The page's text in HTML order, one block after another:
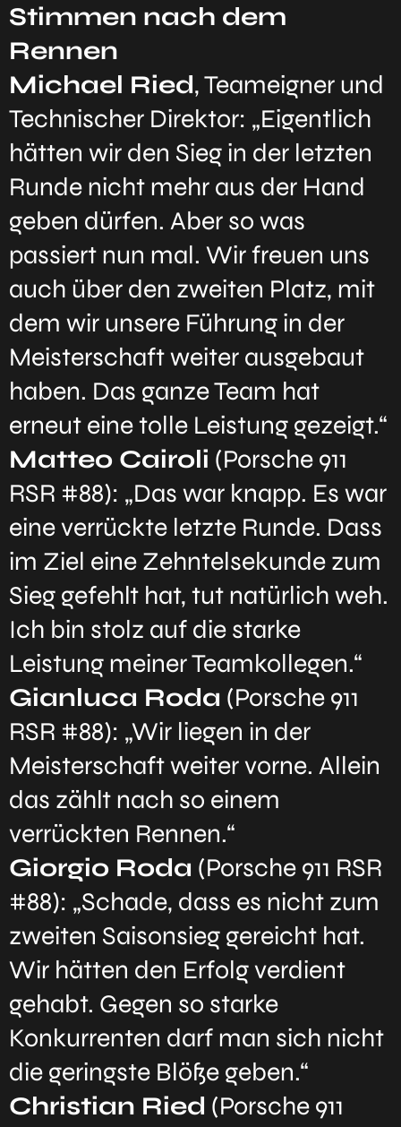
Stimmen nach dem
Rennen
Michael Ried, Teameigner und
Technischer Direktor: „Eigentlich
hätten wir den Sieg in der letzten
Runde nicht mehr aus der Hand
geben dürfen. Aber so was
passiert nun mal. Wir freuen uns
auch über den zweiten Platz, mit
dem wir unsere Führung in der
Meisterschaft weiter ausgebaut
haben. Das ganze Team hat
erneut eine tolle Leistung gezeigt.“
Matteo Cairoli (Porsche 911
RSR #88): „Das war knapp. Es war
eine verrückte letzte Runde. Dass
im Ziel eine Zehntelsekunde zum
Sieg gefehlt hat, tut natürlich weh.
Ich bin stolz auf die starke
Leistung meiner Teamkollegen.“
Gianluca Roda (Porsche 911
RSR #88): „Wir liegen in der
Meisterschaft weiter vorne. Allein
das zählt nach so einem
verrückten Rennen.“
Giorgio Roda (Porsche 911 RSR
#88): „Schade, dass es nicht zum
zweiten Saisonsieg gereicht hat.
Wir hätten den Erfolg verdient
gehabt. Gegen so starke
Konkurrenten darf man sich nicht
die geringste Blöße geben.“
Christian Ried (Porsche 911